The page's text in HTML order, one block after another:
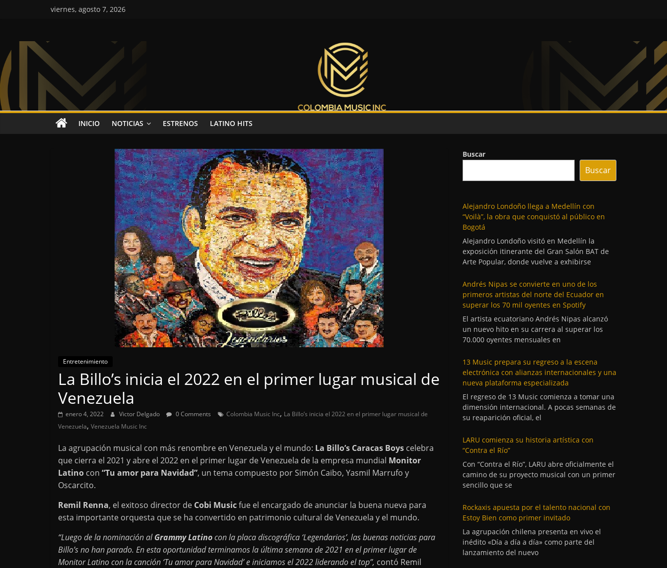
viernes, agosto 7, 2026
Colombia
Music
Inc
Colombia
Music
INICIO NOTICIAS ESTRENOS LATINO HITS
Entretenimiento
La Billo’s inicia el 2022 en el primer lugar musical de
Venezuela
enero 4, 2022 Victor Delgado 0 Comments Colombia Music Inc, La Billo’s inicia el 2022 en el primer lugar musical de
Venezuela, Venezuela Music Inc
La agrupación musical con más renombre en Venezuela y el mundo: La Billo’s Caracas Boys celebra
que cierra el 2021 y abre el 2022 en el primer lugar de Venezuela de la empresa mundial Monitor
Latino con “Tu amor para Navidad”, un tema compuesto por Simón Caibo, Yasmil Marrufo y
Oscarcito.
Remil Renna, el exitoso director de Cobi Musicfue el encargado de anunciar la buena nueva para
esta importante orquesta que se ha convertido en patrimonio cultural de Venezuela y el mundo.
“Luego de la nominación alGrammy Latinocon la placa discográfica ‘Legendarios’, las buenas noticias para
Billo’s no han parado. En esta oportunidad terminamos la última semana de 2021 en el primer lugar de
Monitor Latino con la canción ‘Tu amor para Navidad’ e iniciamos el 2022 liderando el top”, contó Remil
Buscar
Buscar
Alejandro Londoño llega a Medellín con
“Voilà”, la obra que conquistó al público en
Bogotá
Alejandro Londoño visitó en Medellín la
exposición itinerante del Gran Salón BAT de
Arte Popular, donde vuelve a exhibirse
Andrés Nipas se convierte en uno de los
primeros artistas del norte del Ecuador en
superar los 70 mil oyentes en Spotify
El artista ecuatoriano Andrés Nipas alcanzó
un nuevo hito en su carrera al superar los
70.000 oyentes mensuales en
13 Music prepara su regreso a la escena
electrónica con alianzas internacionales y una
nueva plataforma especializada
El regreso de 13 Music comienza a tomar una
dimensión internacional. A pocas semanas de
su reaparición oficial, el
LARU comienza su historia artística con
“Contra el Río”
Con “Contra el Río”, LARU abre oficialmente el
camino de su proyecto musical con un primer
sencillo que se
Rockaxis apuesta por el talento nacional con
Estoy Bien como primer invitado
La agrupación chilena presenta en vivo el
inédito «Día a día a día» como parte del
lanzamiento del nuevo